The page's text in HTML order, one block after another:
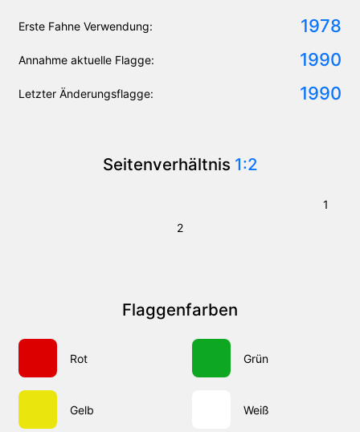
Erste Fahne Verwendung: 1978
Annahme aktuelle Flagge: 1990
Letzter Änderungsflagge: 1990
Seitenverhältnis 1:2
2
1
Flaggenfarben
Rot Grün
Gelb Weiß